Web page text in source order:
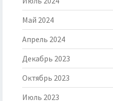
Май 2024
Апрель 2024
Декабрь 2023
Октябрь 2023
Июль 2023